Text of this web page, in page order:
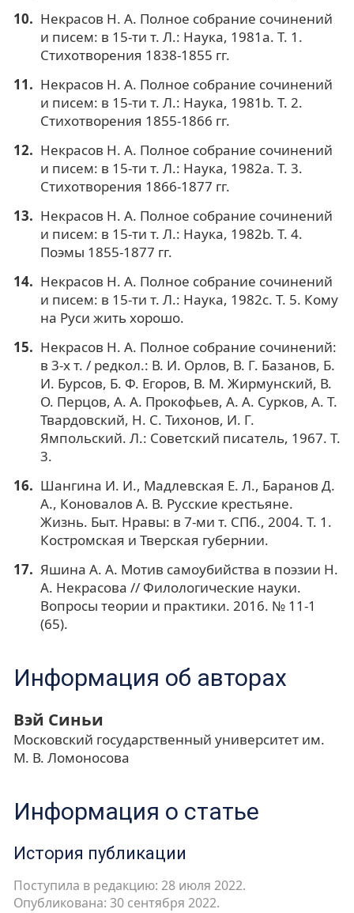
Некрасов Н. А. Полное собрание сочинений
и писем: в 15-ти т. Л.: Наука, 1981a. Т. 1.
Стихотворения 1838-1855 гг.
Некрасов Н. А. Полное собрание сочинений
и писем: в 15-ти т. Л.: Наука, 1981b. Т. 2.
Стихотворения 1855-1866 гг.
Некрасов Н. А. Полное собрание сочинений
и писем: в 15-ти т. Л.: Наука, 1982a. Т. 3.
Стихотворения 1866-1877 гг.
Некрасов Н. А. Полное собрание сочинений
и писем: в 15-ти т. Л.: Наука, 1982b. Т. 4.
Поэмы 1855-1877 гг.
Некрасов Н. А. Полное собрание сочинений
и писем: в 15-ти т. Л.: Наука, 1982c. Т. 5. Кому
на Руси жить хорошо.
Некрасов Н. А. Полное собрание сочинений:
в 3-х т. / редкол.: В. И. Орлов, В. Г. Базанов, Б.
И. Бурсов, Б. Ф. Егоров, В. М. Жирмунский, В.
О. Перцов, А. А. Прокофьев, А. А. Сурков, А. Т.
Твардовский, H. С. Тихонов, И. Г.
Ямпольский. Л.: Советский писатель, 1967. Т.
3.
Шангина И. И., Мадлевская Е. Л., Баранов Д.
А., Коновалов А. В. Русские крестьяне.
Жизнь. Быт. Нравы: в 7-ми т. СПб., 2004. Т. 1.
Костромская и Тверская губернии.
Яшина А. А. Мотив самоубийства в поэзии Н.
А. Некрасова // Филологические науки.
Вопросы теории и практики. 2016. № 11-1
(65).
Информация об авторах
Вэй Синьи
Московский государственный университет им.
М. В. Ломоносова
Информация о статье
История публикации
Поступила в редакцию: 28 июля 2022.
Опубликована: 30 сентября 2022.